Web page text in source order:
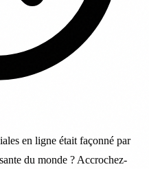
en ligne était façonné par
du monde ? Accrochez-